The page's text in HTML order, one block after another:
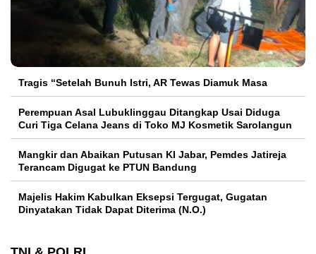
Tragis “Setelah Bunuh Istri, AR Tewas Diamuk Masa
Perempuan Asal Lubuklinggau Ditangkap Usai Diduga
Curi Tiga Celana Jeans di Toko MJ Kosmetik Sarolangun
Mangkir dan Abaikan Putusan KI Jabar, Pemdes Jatireja
Terancam Digugat ke PTUN Bandung
Majelis Hakim Kabulkan Eksepsi Tergugat, Gugatan
Dinyatakan Tidak Dapat Diterima (N.O.)